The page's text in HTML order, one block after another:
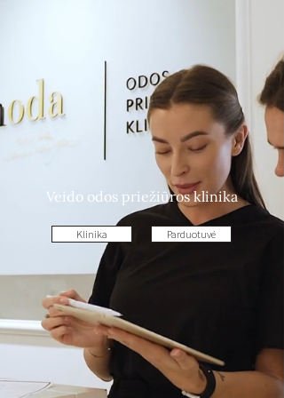
Veido odos priežiūros klinika
Klinika Parduotuvė